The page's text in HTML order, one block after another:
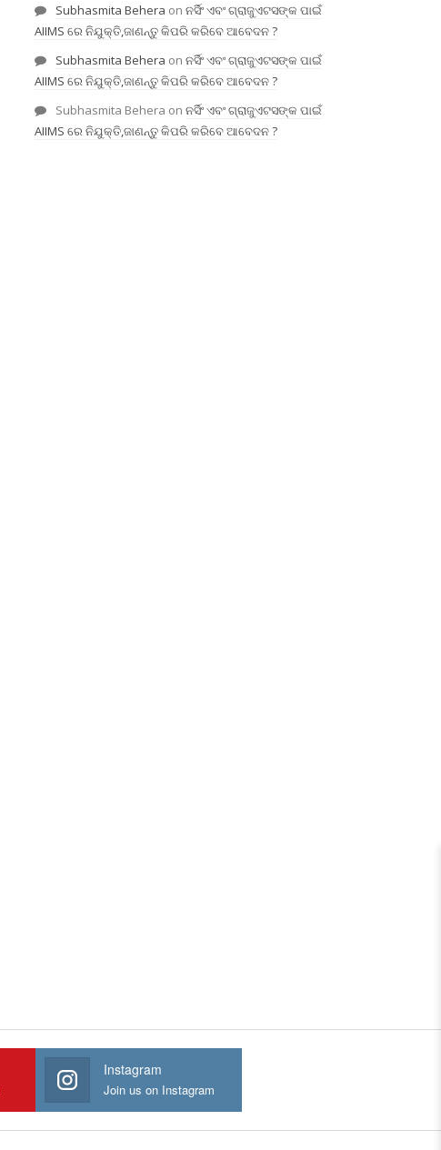
Subhasmita Behera on ନର୍ସିଂ ଏବଂ ଗ୍ରାଜୁଏଟସଙ୍କ ପାଇଁ
AIIMS ରେ ନିଯୁକ୍ତି,ଜାଣନ୍ତୁ କିପରି କରିବେ ଆବେଦନ ?
Subhasmita Behera on ନର୍ସିଂ ଏବଂ ଗ୍ରାଜୁଏଟସଙ୍କ ପାଇଁ
AIIMS ରେ ନିଯୁକ୍ତି,ଜାଣନ୍ତୁ କିପରି କରିବେ ଆବେଦନ ?
Subhasmita Behera on ନର୍ସିଂ ଏବଂ ଗ୍ରାଜୁଏଟସଙ୍କ ପାଇଁ
AIIMS ରେ ନିଯୁକ୍ତି,ଜାଣନ୍ତୁ କିପରି କରିବେ ଆବେଦନ ?
Instagram
Join us on Instagram